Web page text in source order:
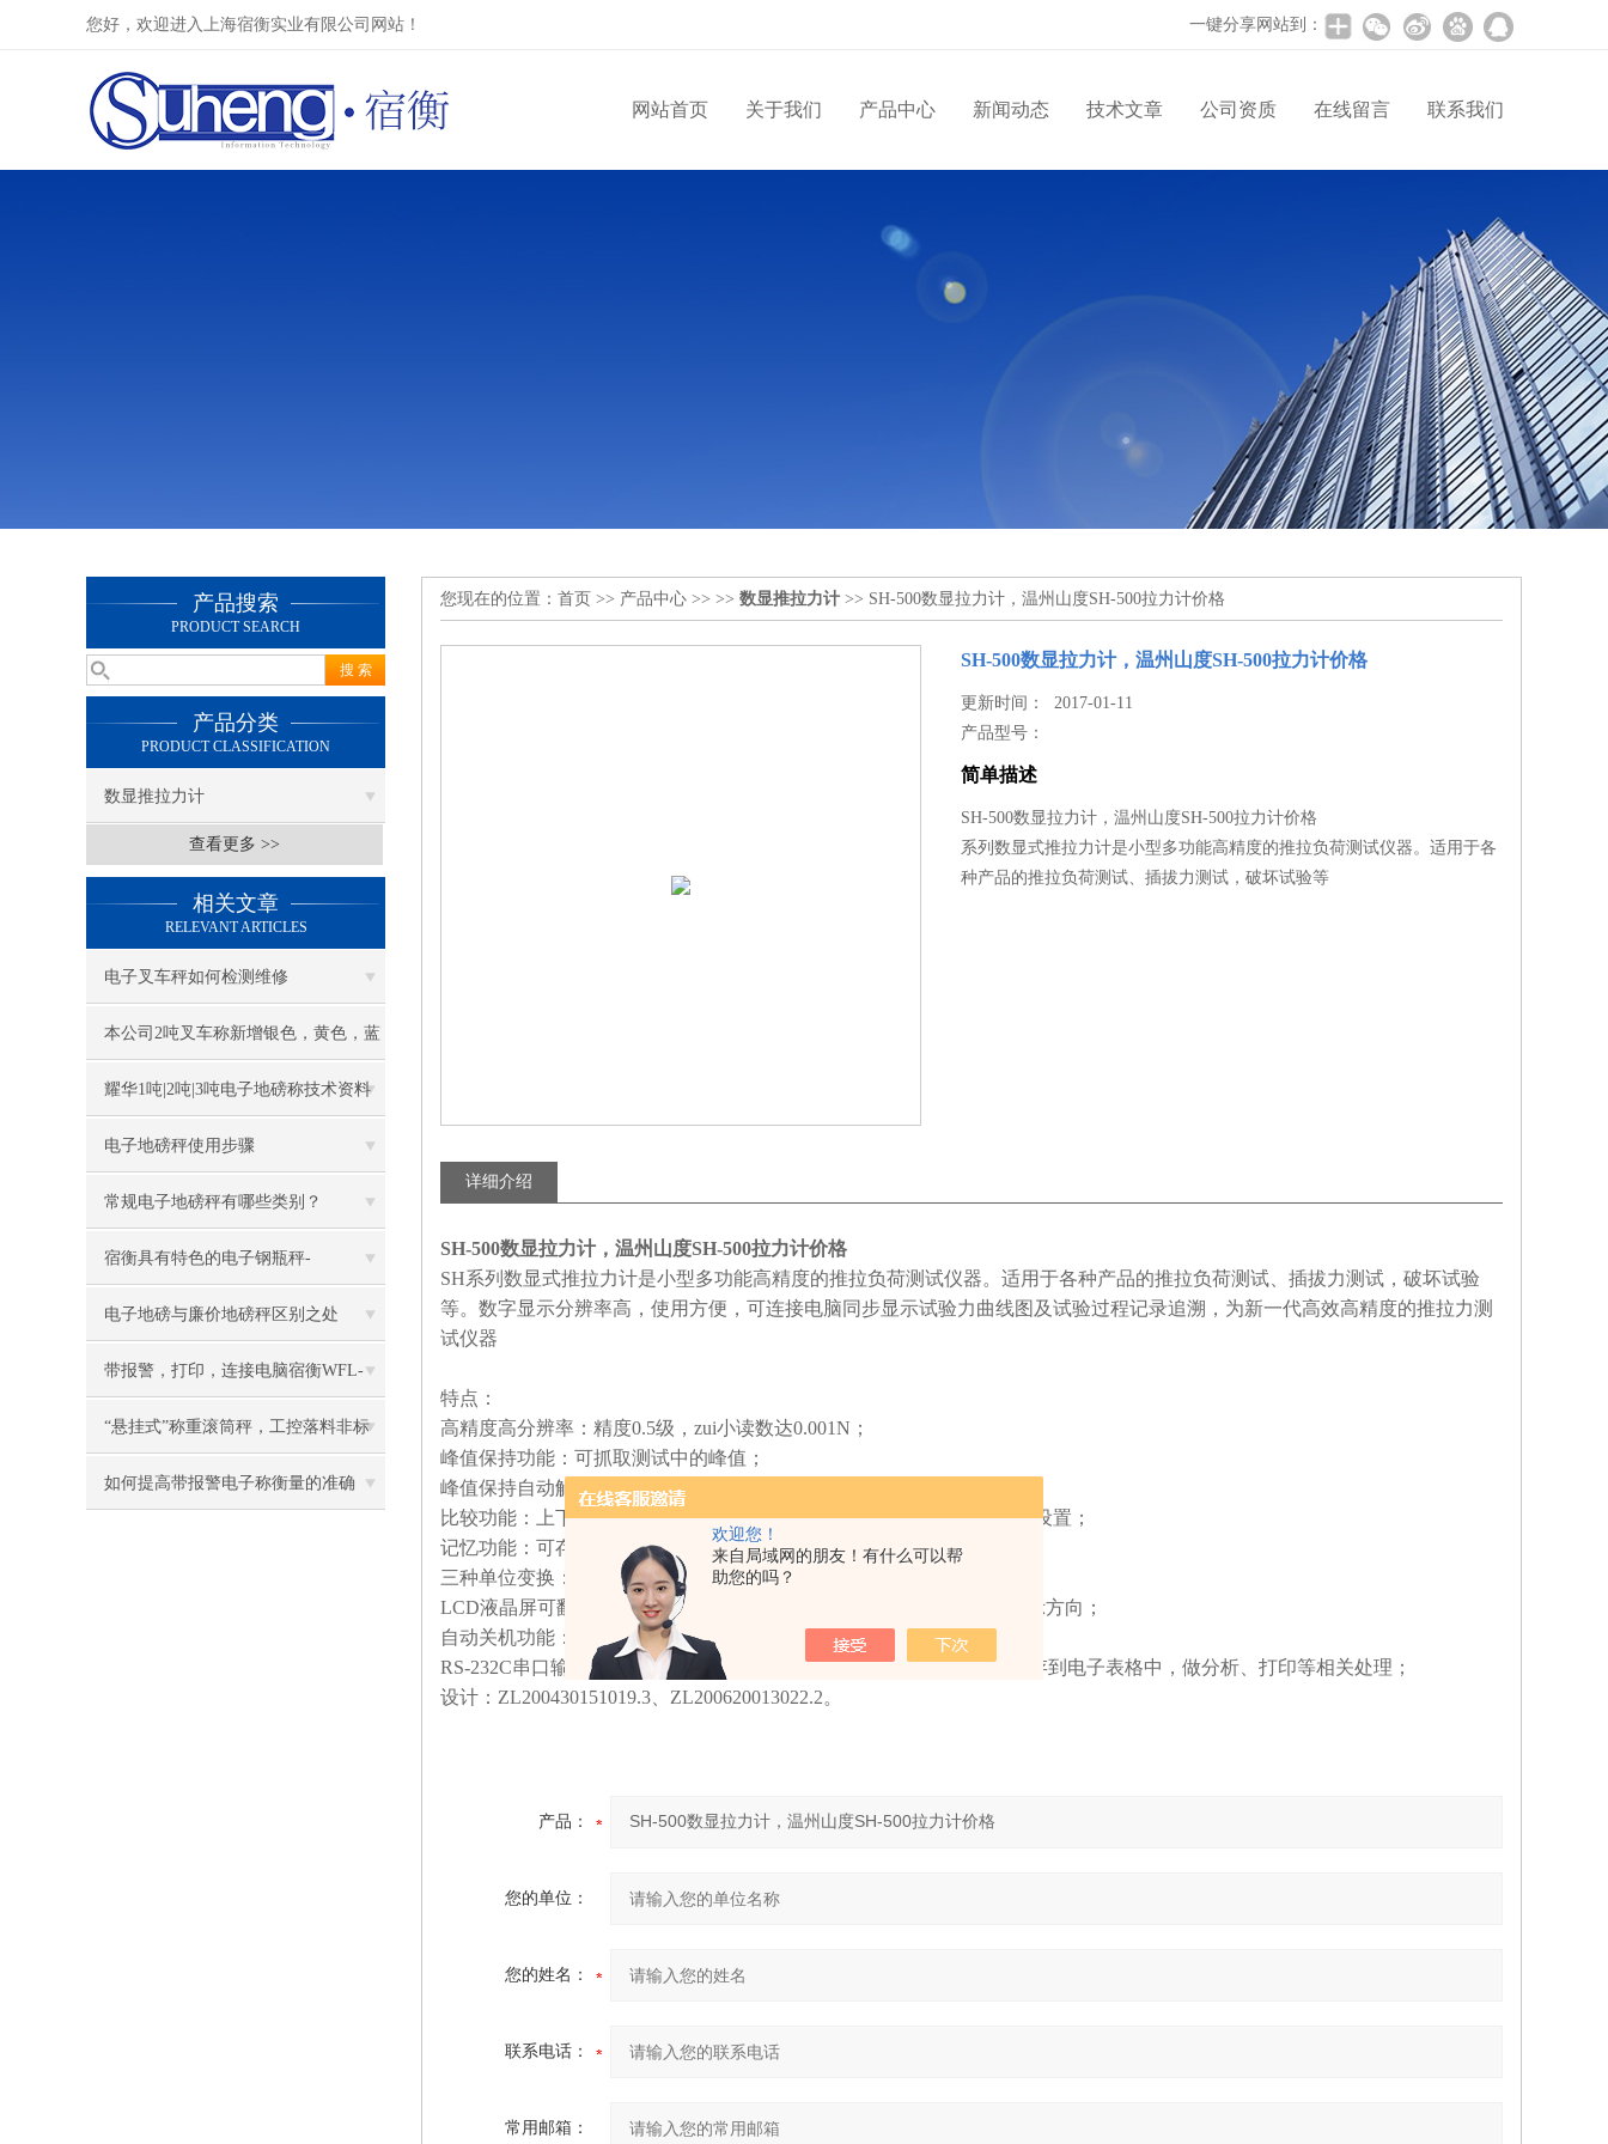
欢迎您！
来自局域网的朋友！有什么可以帮
助您的吗？
您好，欢迎进入上海宿衡实业有限公司网站！ 一键分享网站到：
网站首页 关于我们 产品中心 新闻动态 技术文章 公司资质 在线留言 联系我们
产品搜索
PRODUCT SEARCH
产品分类
PRODUCT CLASSIFICATION
数显推拉力计
查看更多 >>
相关文章
RELEVANT ARTICLES
电子叉车秤如何检测维修
本公司2吨叉车称新增银色，黄色，蓝
色，黑色可选
耀华1吨|2吨|3吨电子地磅称技术资料
电子地磅秤使用步骤
常规电子地磅秤有哪些类别？
宿衡具有特色的电子钢瓶秤-
电子地磅与廉价地磅秤区别之处
带报警，打印，连接电脑宿衡WFL-
3100电子台秤
“悬挂式”称重滚筒秤，工控落料非标
电子称
如何提高带报警电子称衡量的准确
您现在的位置： 首页 >> 产品中心 >> >> 数显推拉力计 >> SH-500数显拉力计，温州山度SH-500拉力计价格
SH-500数显拉力计，温州山度SH-500拉力计价格
更新时间： 2017-01-11
产品型号：
简单描述
SH-500数显拉力计，温州山度SH-500拉力计价格
系列数显式推拉力计是小型多功能高精度的推拉负荷测试仪器。适用于各
种产品的推拉负荷测试、插拔力测试，破坏试验等
详细介绍
SH-500数显拉力计，温州山度SH-500拉力计价格
SH系列数显式推拉力计是小型多功能高精度的推拉负荷测试仪器。适用于各种产品的推拉负荷测试、插拔力测试，破坏试验
等。数字显示分辨率高，使用方便，可连接电脑同步显示试验力曲线图及试验过程记录追溯，为新一代高效高精度的推拉力测
试仪器
特点：
高精度高分辨率：精度0.5级，zui小读数达0.001N；
峰值保持功能：可抓取测试中的峰值；
峰值保持自动解除功能：峰值保持时间（1~10秒）自由设定；
比较功能：上下限偏差值自由设定，红绿指示灯及蜂鸣器自动声光报警设置；
记忆功能：可存储10组测试数据，平均值计算功能；
三种单位变换：N、kgf、lbf三种单位自动换算；
LCD液晶屏可翻转显示：按住单位键3秒后放开，可翻转LCD液晶屏显示方向；
自动关机功能：关机时间（1~60分钟）自由设定；
RS-232C串口输出，可连接至微型打印机或将数据传送至电脑、直接保存到电子表格中，做分析、打印等相关处理；
设计：ZL200430151019.3、ZL200620013022.2。
产品：
您的单位：
您的姓名：
联系电话：
常用邮箱：